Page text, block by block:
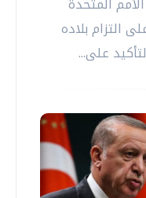
التزام بلاده
على...